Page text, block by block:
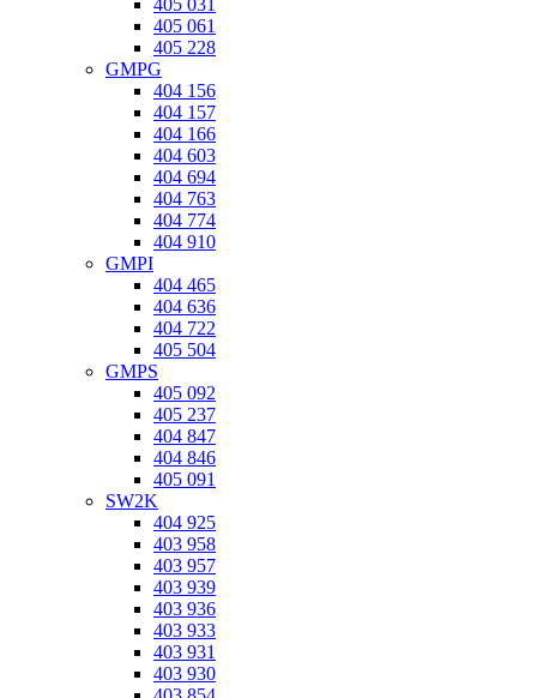
405 031
405 061
405 228
GMPG
404 156
404 157
404 166
404 603
404 694
404 763
404 774
404 910
GMPI
404 465
404 636
404 722
405 504
GMPS
405 092
405 237
404 847
404 846
405 091
SW2K
404 925
403 958
403 957
403 939
403 936
403 933
403 931
403 930